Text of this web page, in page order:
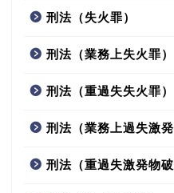
刑法（失火罪）
刑法（業務上失火罪）
刑法（重過失失火罪）
刑法（業務上過失激発
刑法（重過失激発物破